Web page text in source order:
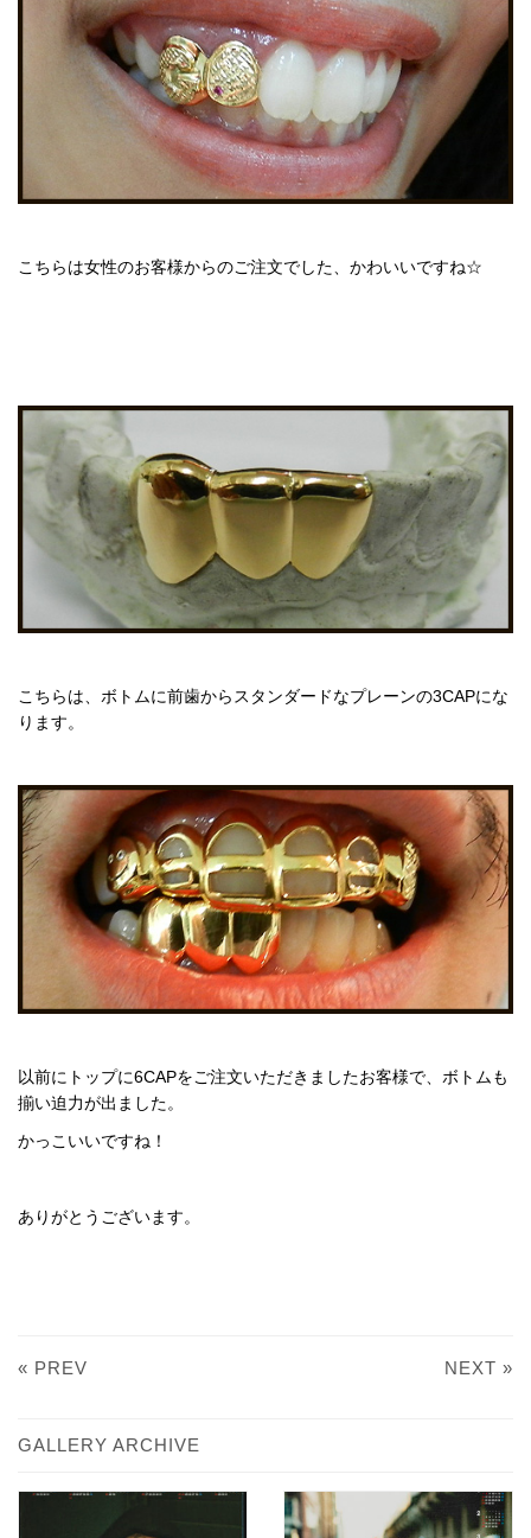
こちらは女性のお客様からのご注文でした、かわいいですね☆
こちらは、ボトムに前歯からスタンダードなプレーンの3CAPにな
ります。
以前にトップに6CAPをご注文いただきましたお客様で、ボトムも
揃い迫力が出ました。
かっこいいですね！
ありがとうございます。
« PREV NEXT »
GALLERY ARCHIVE